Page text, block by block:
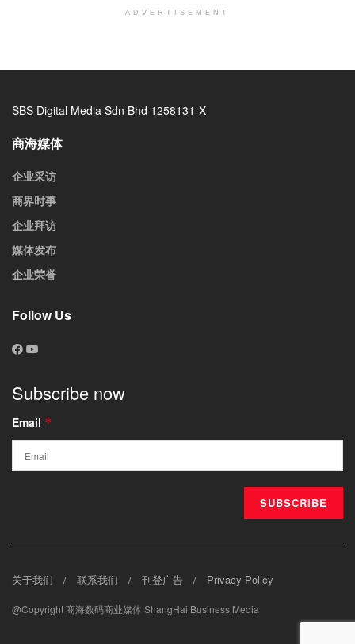
ADVERTISEMENT
SBS Digital Media Sdn Bhd 1258131-X
商海媒体
企业采访
商界时事
企业拜访
媒体发布
企业荣誉
Follow Us
Subscribe now
Email *
关于我们 联系我们 刊登广告 Privacy Policy
@Copyright 商海数码商业媒体 ShangHai Business Media